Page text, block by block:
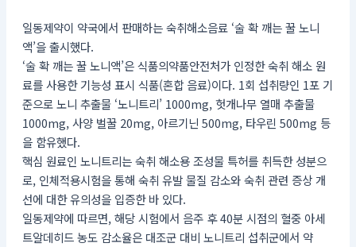
일동제약이 약국에서 판매하는 숙취해소음료 ‘술 확 깨는 꿀 노니
액’을 출시했다.
‘술 확 깨는 꿀 노니액’은 식품의약품안전처가 인정한 숙취 해소 원
료를 사용한 기능성 표시 식품(혼합 음료)이다. 1회 섭취량인 1포 기
준으로 노니 추출물 ‘노니트리’ 1000mg, 헛개나무 열매 추출물
1000mg, 사양 벌꿀 20mg, 아르기닌 500mg, 타우린 500mg 등
을 함유했다.
핵심 원료인 노니트리는 숙취 해소용 조성물 특허를 취득한 성분으
로, 인체적용시험을 통해 숙취 유발 물질 감소와 숙취 관련 증상 개
선에 대한 유의성을 입증한 바 있다.
일동제약에 따르면, 해당 시험에서 음주 후 40분 시점의 혈중 아세
트알데히드 농도 감소율은 대조군 대비 노니트리 섭취군에서 약